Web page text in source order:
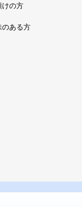
の方
ある方